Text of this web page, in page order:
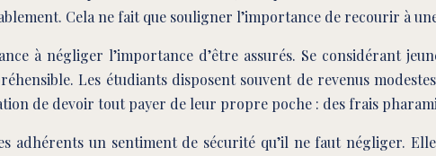
Cela ne fait que souligner l’importance de recourir à
à négliger l’importance d’être assurés. Se considérant
Les étudiants disposent souvent de revenus
de devoir tout payer de leur propre poche : des frais
adhérents un sentiment de sécurité qu’il ne faut négliger.